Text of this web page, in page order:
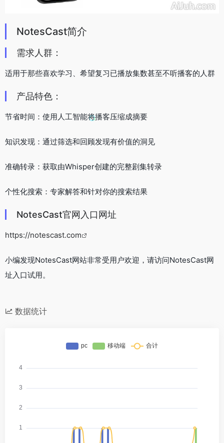
NotesCast简介
需求人群：
适用于那些喜欢学习、希望复习已播放集数甚至不听播客的人群
产品特色：
节省时间：使用人工智能将播客压缩成摘要
知识发现：通过筛选和回顾发现有价值的洞见
准确转录：获取由Whisper创建的完整剧集转录
个性化搜索：专家解答和针对你的搜索结果
NotesCast官网入口网址
https://notescast.com
小编发现NotesCast网站非常受用户欢迎，请访问NotesCast网
址入口试用。
数据统计